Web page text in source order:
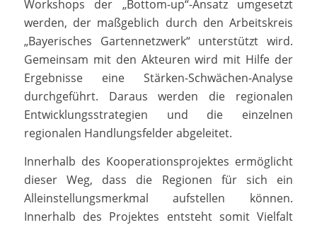
Workshops der „Bottom-up“-Ansatz umgesetzt
werden, der maßgeblich durch den Arbeitskreis
„Bayerisches Gartennetzwerk“ unterstützt wird.
Gemeinsam mit den Akteuren wird mit Hilfe der
Ergebnisse eine Stärken-Schwächen-Analyse
durchgeführt. Daraus werden die regionalen
Entwicklungsstrategien und die einzelnen
regionalen Handlungsfelder abgeleitet.
Innerhalb des Kooperationsprojektes ermöglicht
dieser Weg, dass die Regionen für sich ein
Alleinstellungsmerkmal aufstellen können.
Innerhalb des Projektes entsteht somit Vielfalt